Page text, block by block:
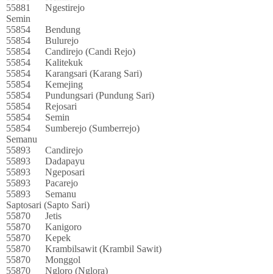
55881
Ngestirejo
Semin
55854
Bendung
55854
Bulurejo
55854
Candirejo (Candi Rejo)
55854
Kalitekuk
55854
Karangsari (Karang Sari)
55854
Kemejing
55854
Pundungsari (Pundung Sari)
55854
Rejosari
55854
Semin
55854
Sumberejo (Sumberrejo)
Semanu
55893
Candirejo
55893
Dadapayu
55893
Ngeposari
55893
Pacarejo
55893
Semanu
Saptosari (Sapto Sari)
55870
Jetis
55870
Kanigoro
55870
Kepek
55870
Krambilsawit (Krambil Sawit)
55870
Monggol
55870
Ngloro (Nglora)